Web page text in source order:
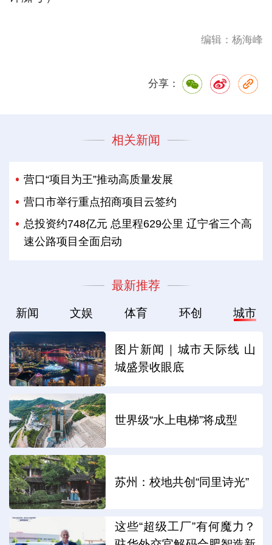
编辑：杨海峰
分享：
相关新闻
营口“项目为王”推动高质量发展
营口市举行重点招商项目云签约
总投资约748亿元 总里程629公里 辽宁省三个高
速公路项目全面启动
最新推荐
新闻 文娱 体育 环创 城市
图片新闻｜城市天际线 山
城盛景收眼底
世界级“水上电梯”将成型
苏州：校地共创“同里诗光”
这些“超级工厂”有何魔力？